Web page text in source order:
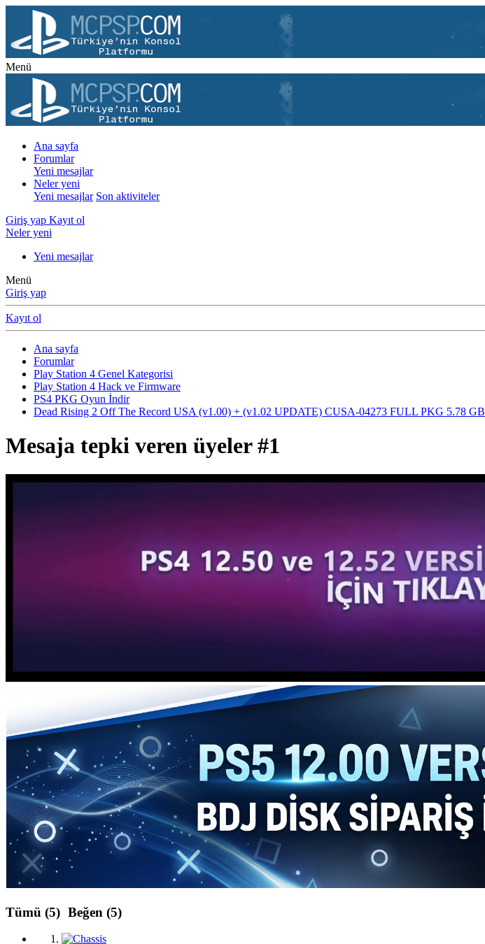
Menü
Ana sayfa
Forumlar
Yeni mesajlar
Neler yeni
Yeni mesajlar Son aktiviteler
Giriş yap Kayıt ol
Neler yeni
Yeni mesajlar
Menü
Giriş yap
Kayıt ol
Ana sayfa
Forumlar
Play Station 4 Genel Kategorisi
Play Station 4 Hack ve Firmware
PS4 PKG Oyun İndir
Dead Rising 2 Off The Record USA (v1.00) + (v1.02 UPDATE) CUSA-04273 FULL PKG 5.78 GB
Mesaja tepki veren üyeler #1
Tümü (5) Beğen (5)